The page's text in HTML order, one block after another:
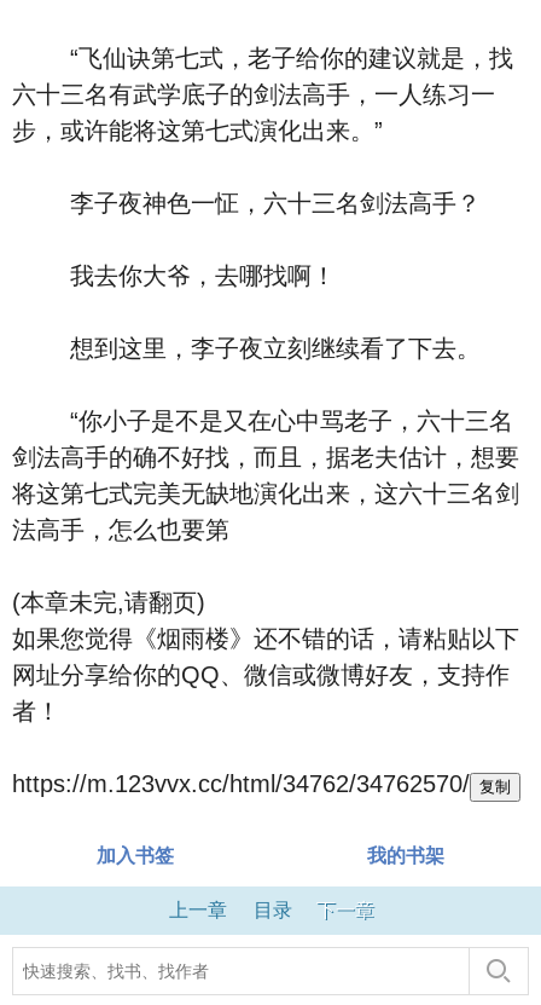
“飞仙诀第七式，老子给你的建议就是，找
六十三名有武学底子的剑法高手，一人练习一
步，或许能将这第七式演化出来。”
李子夜神色一怔，六十三名剑法高手？
我去你大爷，去哪找啊！
想到这里，李子夜立刻继续看了下去。
“你小子是不是又在心中骂老子，六十三名
剑法高手的确不好找，而且，据老夫估计，想要
将这第七式完美无缺地演化出来，这六十三名剑
法高手，怎么也要第
(本章未完,请翻页)
如果您觉得《烟雨楼》还不错的话，请粘贴以下
网址分享给你的QQ、微信或微博好友，支持作
者！
https://m.123vvx.cc/html/34762/34762570/ 复制
加入书签 我的书架
上一章 目录 下一章